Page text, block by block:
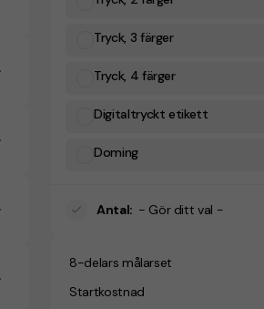
Tryck, 3 färger
Tryck, 4 färger
Digitaltryckt etikett
Doming
Antal: - Gör ditt val -
8-delars målarset
Startkostnad